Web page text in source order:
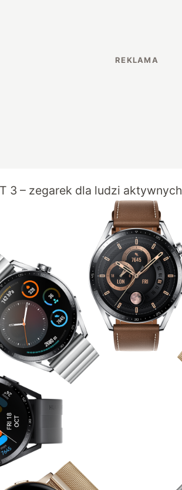
3 – zegarek dla ludzi aktywnych